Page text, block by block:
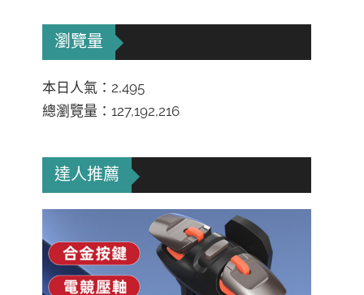
瀏覽量
本日人氣：2,495
總瀏覽量：127,192,216
達人推薦